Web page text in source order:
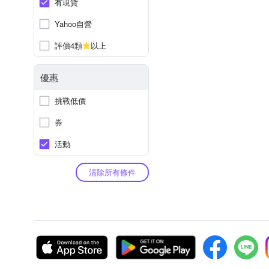
Yahoo自營
評價4顆
以上
優惠
挑戰低價
券
活動
清除所有條件